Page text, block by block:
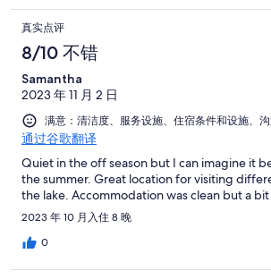
真实点评
8/10 不错
Samantha
2023 年 11 月 2 日
满意：清洁度、服务设施、住宿条件和设施、
通过谷歌翻译
Quiet in the off season but I can imagine it
the summer. Great location for visiting
the lake. Accommodation was clean but a
2023 年 10 月入住 8 晚
0